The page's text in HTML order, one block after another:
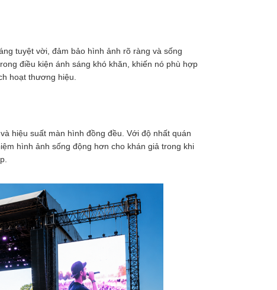
tuyệt vời, đảm bảo hình ảnh rõ ràng và sống
điều kiện ánh sáng khó khăn, khiến nó phù hợp
hoạt thương hiệu.
hiệu suất màn hình đồng đều. Với độ nhất quán
hình ảnh sống động hơn cho khán giả trong khi